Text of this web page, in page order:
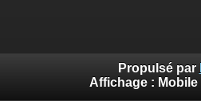
Propulsé par
Affichage : Mobile